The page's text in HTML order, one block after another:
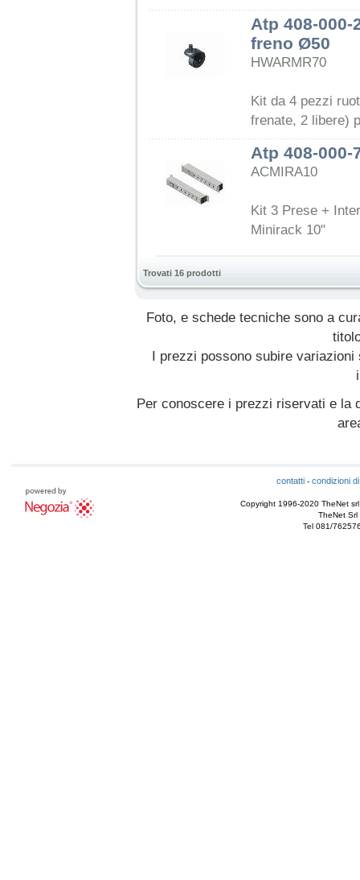
Atp 408-
freno Ø50
HWARMR70
Kit da 4 pezzi
frenate, 2 libere)
Atp 408-
ACMIRA10
Kit 3 Prese +
Minirack 10"
Trovati 16 prodotti
Foto, e schede tecniche sono a
I prezzi possono subire
Per conoscere i prezzi riservati e la
contatti- condizioni
Copyright 1996-2020 TheNet
TheNet Srl
Tel 081/